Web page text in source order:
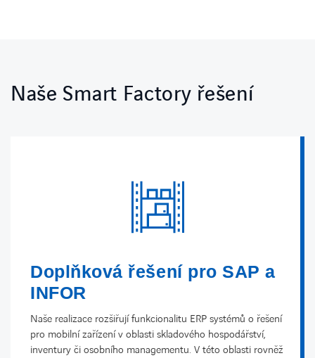
Naše Smart Factory řešení
Doplňková řešení pro SAP a
INFOR
Naše realizace rozšiřují funkcionalitu ERP systémů o řešení
pro mobilní zařízení v oblasti skladového hospodářství,
inventury či osobního managementu. V této oblasti rovněž